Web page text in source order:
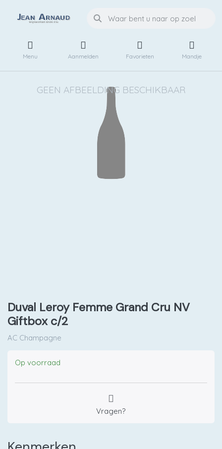
Menu Aanmelden Favorieten Mandje
Duval Leroy Femme Grand Cru NV
Giftbox c/2
AC Champagne
Op voorraad
Vragen?